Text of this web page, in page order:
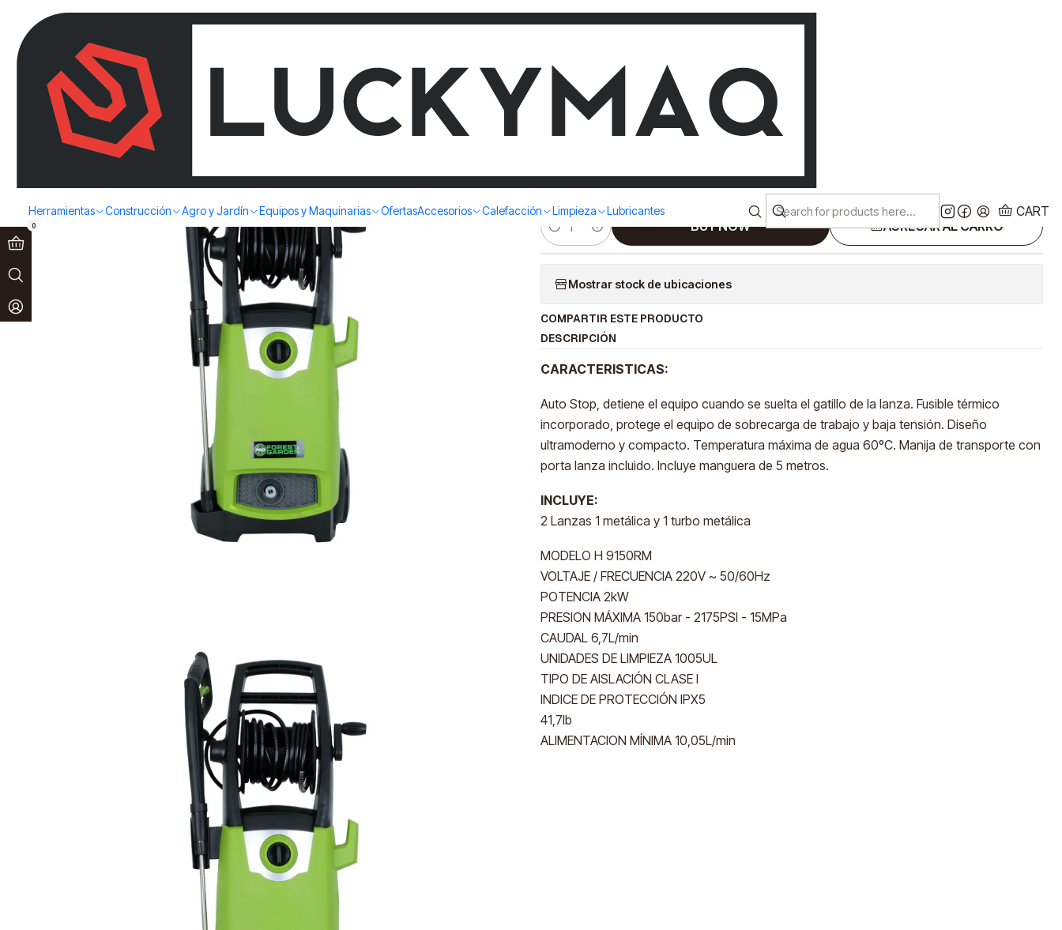
Herramientas Construcción Agro y Jardín Equipos y Maquinarias OfertasAccesorios Calefacción Limpieza Lubricantes CART
0
Paga en 3 cuotas sin interés!Ver más Despacho a todo chile!
Home
HIDROLAVADORA 150 BAR
2000W 6.7 L/MIN H 9150RM
FOREST & GARDEN
Cantidad
AGREGAR AL CARRO
BUY NOW
Mostrar stock de ubicaciones
COMPARTIR ESTE PRODUCTO
DESCRIPCIÓN
CARACTERISTICAS:
Auto Stop, detiene el equipo cuando se suelta el gatillo de la lanza. Fusible térmico
incorporado, protege el equipo de sobrecarga de trabajo y baja tensión. Diseño
ultramoderno y compacto. Temperatura máxima de agua 60ºC. Manija de transporte con
porta lanza incluido. Incluye manguera de 5 metros.
INCLUYE:
2 Lanzas 1 metálica y 1 turbo metálica
MODELO H 9150RM
VOLTAJE / FRECUENCIA 220V ~ 50/60Hz
POTENCIA 2kW
PRESION MÁXIMA 150bar - 2175PSI - 15MPa
CAUDAL 6,7L/min
UNIDADES DE LIMPIEZA 1005UL
TIPO DE AISLACIÓN CLASE I
INDICE DE PROTECCIÓN IPX5
41,7lb
ALIMENTACION MÍNIMA 10,05L/min